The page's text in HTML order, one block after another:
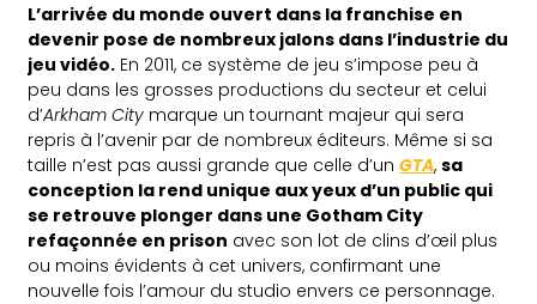
L’arrivée du monde ouvert dans la franchise en
devenir pose de nombreux jalons dans l’industrie du
jeu vidéo. En 2011, ce système de jeu s’impose peu à
peu dans les grosses productions du secteur et celui
d’Arkham City marque un tournant majeur qui sera
repris à l’avenir par de nombreux éditeurs. Même si sa
taille n’est pas aussi grande que celle d’unGTA,sa
conception la rend unique aux yeux d’un public qui
se retrouve plonger dans une Gotham City
refaçonnée en prison avec son lot de clins d’œil plus
ou moins évidents à cet univers, confirmant une
nouvelle fois l’amour du studio envers ce personnage.